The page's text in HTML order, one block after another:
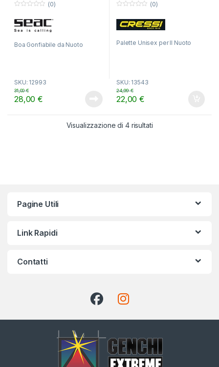
o
u
t
f
5
(0)
Boa Gonfiabile da Nuoto
SKU: 12993
28,00€
31,00€
o
u
t
f
(0)
Palette Unisex per Il Nuoto
SKU: 13543
22,00€
24,99€
Visualizzazione di 4 risultati
Pagine Utili
Link Rapidi
Contatti